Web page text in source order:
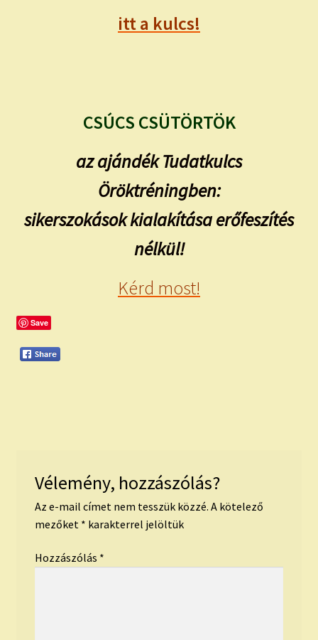
itt a kulcs!
CSÚCS CSÜTÖRTÖK
az ajándék Tudatkulcs
Öröktréningben:
sikerszokások kialakítása erőfeszítés
nélkül!
Kérd most!
Save
Vélemény, hozzászólás?
Az e-mail címet nem tesszük közzé. A kötelező
mezőket * karakterrel jelöltük
Hozzászólás *